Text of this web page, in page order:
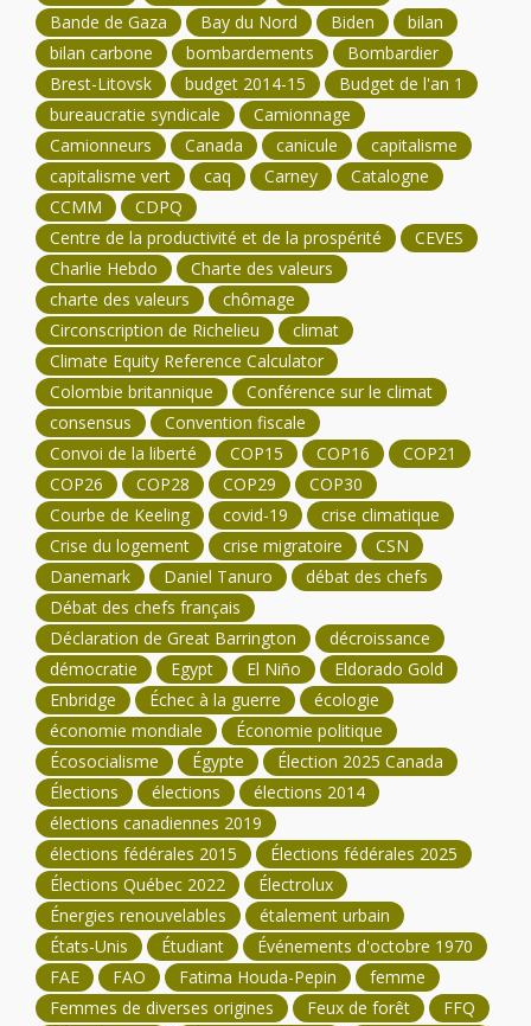
Bande de Gaza
Bay du Nord Biden
bilan
bilan carbone
bombardements
Bombardier
Brest-Litovsk
budget 2014-15
Budget de l'an 1
bureaucratie syndicale
Camionnage
Camionneurs
Canada canicule
capitalisme
capitalisme vert
caq Carney
Catalogne
CCMM
CDPQ
Centre de la productivité et de la prospérité
CEVES
Charlie Hebdo
Charte des valeurs
charte des valeurs
chômage
Circonscription de Richelieu
climat
Climate Equity Reference Calculator
Colombie britannique
Conférence sur le climat
consensus
Convention fiscale
Convoi de la liberté
COP15 COP16
COP21
COP26
COP28 COP29
COP30
Courbe de Keeling
covid-19
crise climatique
Crise du logement
crise migratoire
CSN
Danemark
Daniel Tanuro
débat des chefs
Débat des chefs français
Déclaration de Great Barrington
décroissance
démocratie
Egypt El Niño
Eldorado Gold
Enbridge
Échec à la guerre
écologie
économie mondiale
Économie politique
Écosocialisme
Égypte
Élection 2025 Canada
Élections
élections
élections 2014
élections canadiennes 2019
élections fédérales 2015
Élections fédérales 2025
Élections Québec 2022
Électrolux
Énergies renouvelables
étalement urbain
États-Unis
Étudiant
Événements d'octobre 1970
FAE
FAO Fatima Houda-Pepin
femme
Femmes de diverses origines
Feux de forêt
FFQ